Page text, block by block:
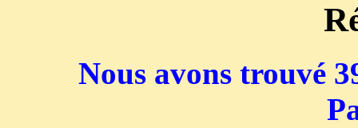
Nous avons trouvé